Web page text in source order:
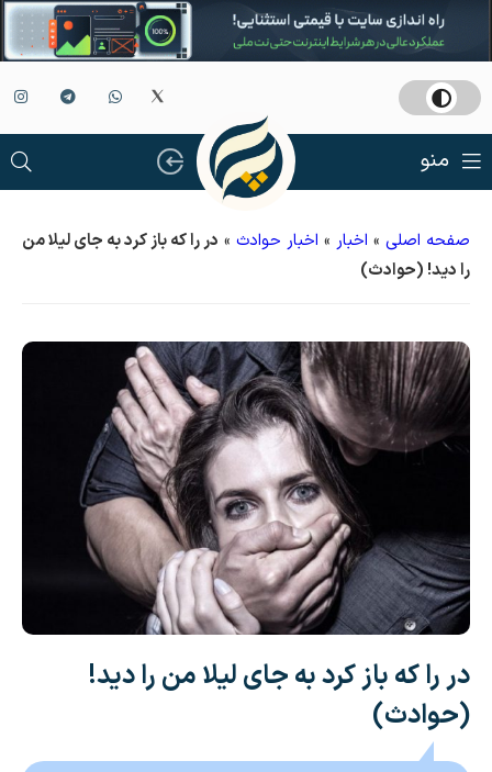
منو
صفحه اصلی » اخبار » اخبار حوادث » در را که باز کرد به جای لیلا من
را دید! (حوادث)
در را که باز کرد به جای لیلا من را دید!
(حوادث)